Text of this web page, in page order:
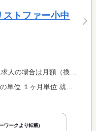
トファー小中
ト求人の場合は時間額を表示しています。
ワークより転載)